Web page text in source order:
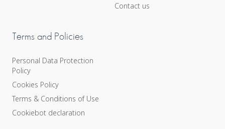
Contact us
Terms and Policies
Personal Data Protection
Policy
Cookies Policy
Terms & Conditions of Use
Cookiebot declaration